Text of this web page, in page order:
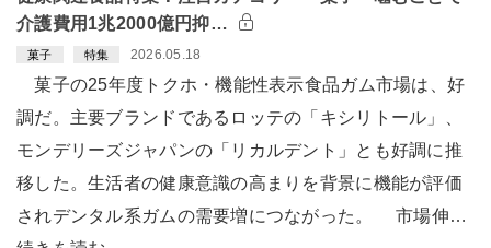
介護費用1兆2000億円抑…
菓子 特集 2026.05.18
菓子の25年度トクホ・機能性表示食品ガム市場は、好
調だ。主要ブランドであるロッテの「キシリトール」、
モンデリーズジャパンの「リカルデント」とも好調に推
移した。生活者の健康意識の高まりを背景に機能が評価
されデンタル系ガムの需要増につながった。 市場伸…